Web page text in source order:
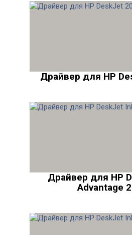
Драйвер для HP
Драйвер для HP
Advantage